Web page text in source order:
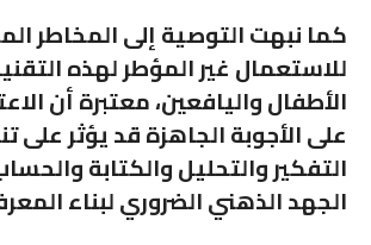
كما نبهت التوصية إلى المخاطر
للاستعمال غير المؤطر لهذه
الأطفال واليافعين، معتبرة أن
على الأجوبة الجاهزة قد يؤثر على
التفكير والتحليل والكتابة
الجهد الذهني الضروري لبناء